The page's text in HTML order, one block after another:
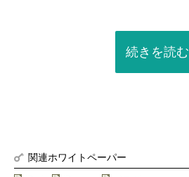
続きを読む
関連ホワイトペーパー